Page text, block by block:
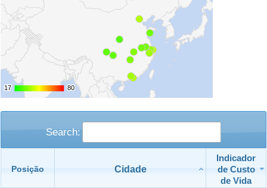
17
17 80
80
Search:
Posição Cidade
Indicador
de Custo
de Vida